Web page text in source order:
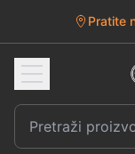
Pratite